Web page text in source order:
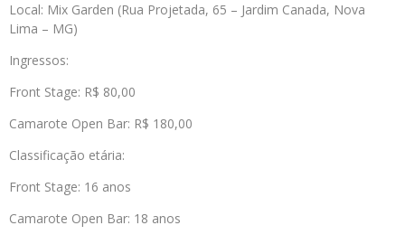
Local: Mix Garden (Rua Projetada, 65 – Jardim Canada, Nova
Lima – MG)
Ingressos:
Front Stage: R$ 80,00
Camarote Open Bar: R$ 180,00
Classificação etária:
Front Stage: 16 anos
Camarote Open Bar: 18 anos